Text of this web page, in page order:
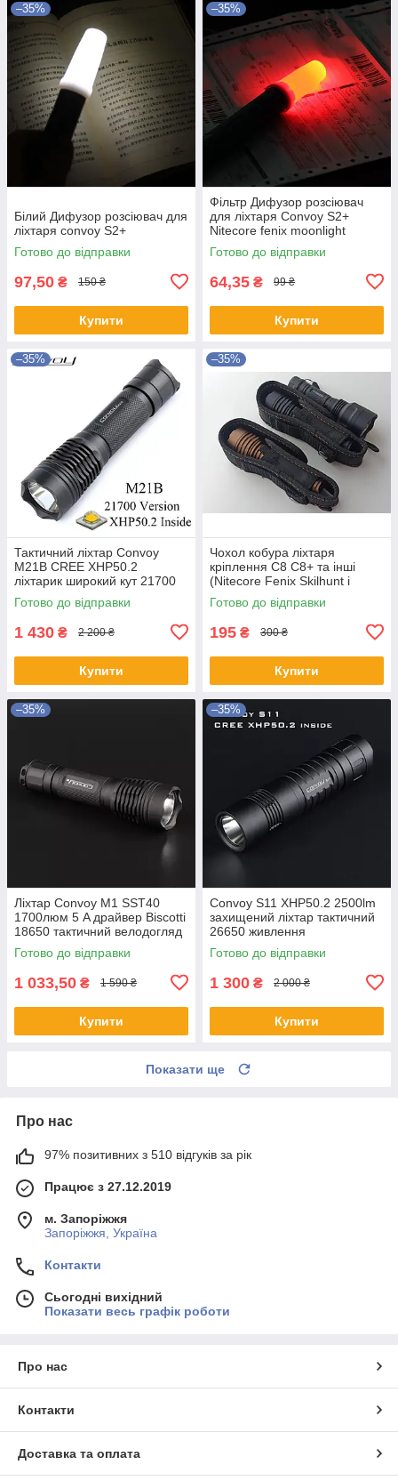
–35%
Білий Дифузор розсіювач для
ліхтаря convoy S2+
Готово до відправки
97,50 ₴ 150 ₴
Купити
–35%
Фільтр Дифузор розсіювач
для ліхтаря Convoy S2+
Nitecore fenix moonlight
24,5мм
Готово до відправки
64,35 ₴ 99 ₴
Купити
–35%
Тактичний ліхтар Convoy
M21B CREE XHP50.2
ліхтарик широкий кут 21700
акумулятор
Готово до відправки
1 430 ₴ 2 200 ₴
Купити
–35%
Чохол кобура ліхтаря
кріплення C8 C8+ та інші
(Nitecore Fenix Skilhunt і
Olight)
Готово до відправки
195 ₴ 300 ₴
Купити
–35%
Ліхтар Convoy M1 SST40
1700люм 5 A драйвер Biscotti
18650 тактичний велодогляд
Готово до відправки
1 033,50 ₴ 1 590 ₴
Купити
–35%
Convoy S11 XHP50.2 2500lm
захищений ліхтар тактичний
26650 живлення
Готово до відправки
1 300 ₴ 2 000 ₴
Купити
Показати ще
Про нас
97% позитивних з 510 відгуків за рік
Працює з 27.12.2019
м. Запоріжжя
Запоріжжя, Україна
Контакти
Сьогодні вихідний
Показати весь графік роботи
Про нас
Контакти
Доставка та оплата